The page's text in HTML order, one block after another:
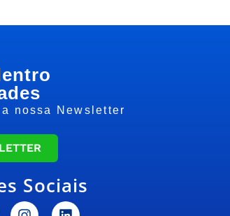
nossa Newsletter
Sociais